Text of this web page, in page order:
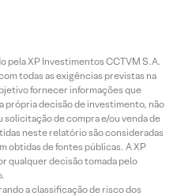
pela XP Investimentos CCTVM S.A.
todas as exigências previstas na
fornecer informações que
própria decisão de investimento, não
de compra e/ou venda de
neste relatório são consideradas
obtidas de fontes públicas. A XP
qualquer decisão tomada pelo
a classificação de risco dos